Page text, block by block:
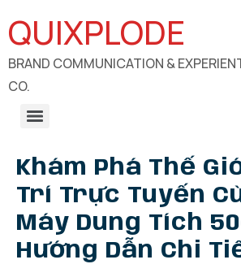
QUIXPLODE
BRAND COMMUNICATION &
CO.
Khám Phá Thế
Trí Trực Tuyến
Máy Dung Tích
Hướng Dẫn Chi